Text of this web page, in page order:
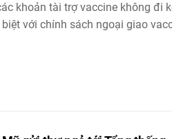
khoản tài trợ vaccine không đi
với chính sách ngoại giao